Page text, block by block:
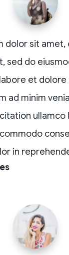
dolor sit
sed do
et dolore
ad minim
ullamco
in